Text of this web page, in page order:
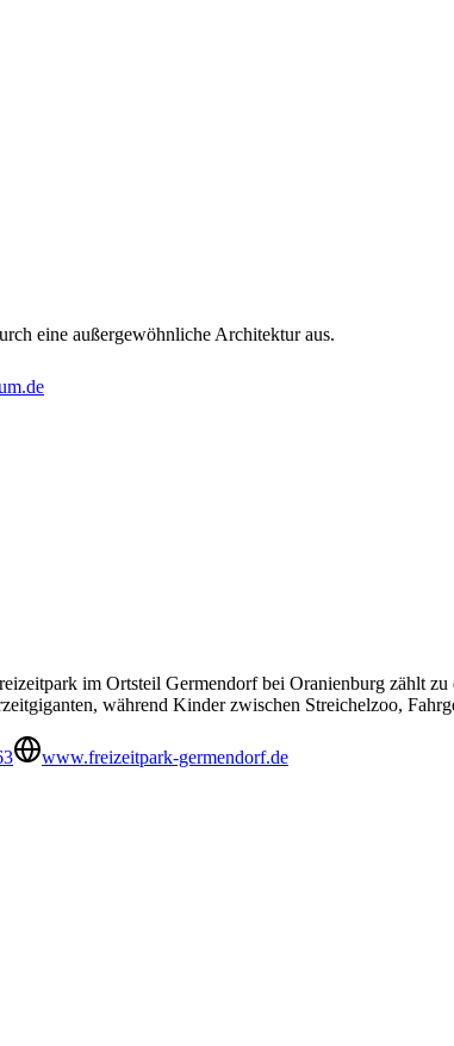
eine außergewöhnliche Architektur aus.
im Ortsteil Germendorf bei Oranienburg zählt
während Kinder zwischen Streichelzoo,
www.freizeitpark-germendorf.de